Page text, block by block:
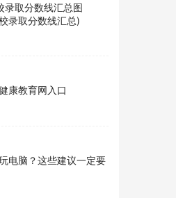
取分数线汇总图
录取分数线汇总)
康教育网入口
电脑？这些建议一定要